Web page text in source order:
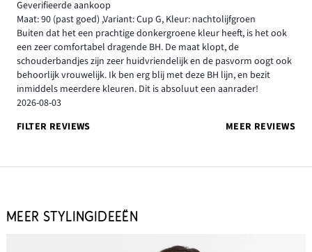
Geverifieerde aankoop
Maat: 90 (past goed) ,Variant: Cup G, Kleur: nachtolijfgroen
Buiten dat het een prachtige donkergroene kleur heeft, is het ook
een zeer comfortabel dragende BH. De maat klopt, de
schouderbandjes zijn zeer huidvriendelijk en de pasvorm oogt ook
behoorlijk vrouwelijk. Ik ben erg blij met deze BH lijn, en bezit
inmiddels meerdere kleuren. Dit is absoluut een aanrader!
2026-08-03
FILTER REVIEWS
MEER REVIEWS
MEER STYLINGIDEEËN